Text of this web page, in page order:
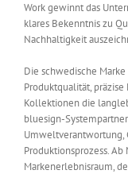
Jobshop
Suche
nach:
Work gewinnt das
klares Bekenntnis zu
Nachhaltigkeit
Die schwedische
Produktqualität,
Kollektionen die
bluesign-
Umweltverantwortung,
Produktionsprozess.
Markenerlebnisraum,